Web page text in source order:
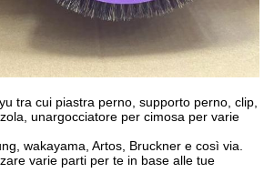
tra cui piastra perno, supporto perno, clip,
unargocciatore per cimosa per varie
wakayama, Artos, Bruckner e così via.
varie parti per te in base alle tue